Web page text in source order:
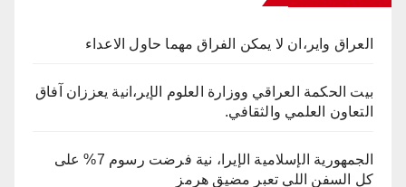
العراق واير،ان لا يمكن الفراق مهما حاول الاعداء
بيت الحكمة العراقي ووزارة العلوم الإير،انية يعززان آفاق
التعاون العلمي والثقافي.
الجمهورية الإسلامية الإيرا، نية فرضت رسوم 7% على
كل السفن اللي تعبر مضيق هرمز